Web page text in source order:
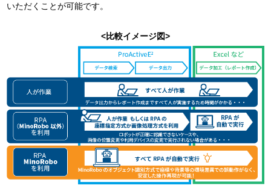
いただくことが可能です。
<比較イメージ図>